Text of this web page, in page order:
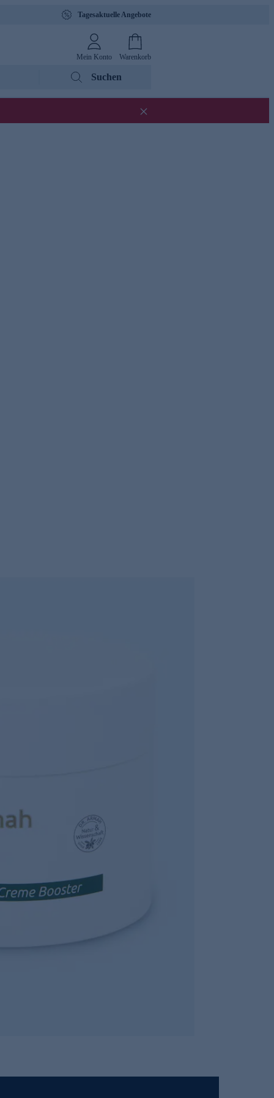
Tagesaktuelle Angebote
Mein Konto Warenkorb
Suchen